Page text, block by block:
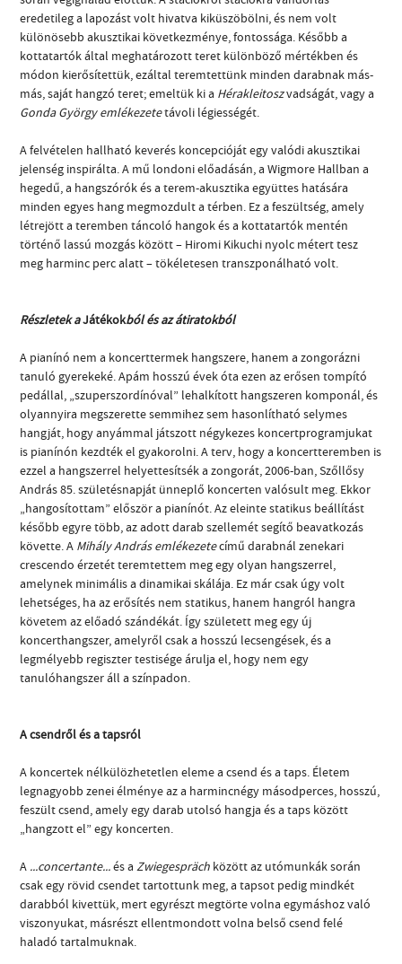
eredetileg a lapozást volt hivatva kiküszöbölni, és nem volt
különösebb akusztikai következménye, fontossága. Később a
kottatartók által meghatározott teret különböző mértékben és
módon kierősítettük, ezáltal teremtettünk minden darabnak más-
más, saját hangzó teret; emeltük ki a Hérakleitoszvadságát, vagy a
Gonda György emlékezetetávoli légiességét.
A felvételen hallható keverés koncepcióját egy valódi akusztikai
jelenség inspirálta. A mű londoni előadásán, a Wigmore Hallban a
hegedű, a hangszórók és a terem-akusztika együttes hatására
minden egyes hang megmozdult a térben. Ez a feszültség, amely
létrejött a teremben táncoló hangok és a kottatartók mentén
történő lassú mozgás között – Hiromi Kikuchi nyolc métert tesz
meg harminc perc alatt – tökéletesen transzponálható volt.
Részletek aJátékokból és az átiratokból
A pianínó nem a koncerttermek hangszere, hanem a zongorázni
tanuló gyerekeké. Apám hosszú évek óta ezen az erősen tompító
pedállal, „szuperszordínóval” lehalkított hangszeren komponál, és
olyannyira megszerette semmihez sem hasonlítható selymes
hangját, hogy anyámmal játszott négykezes koncertprogramjukat
is pianínón kezdték el gyakorolni. A terv, hogy a koncertteremben is
ezzel a hangszerrel helyettesítsék a zongorát, 2006-ban, Szőllősy
András 85. születésnapját ünneplő koncerten valósult meg. Ekkor
„hangosítottam” először a pianínót. Az eleinte statikus beállítást
később egyre több, az adott darab szellemét segítő beavatkozás
követte. A Mihály András emlékezetecímű darabnál zenekari
crescendo érzetét teremtettem meg egy olyan hangszerrel,
amelynek minimális a dinamikai skálája. Ez már csak úgy volt
lehetséges, ha az erősítés nem statikus, hanem hangról hangra
követem az előadó szándékát. Így született meg egy új
koncerthangszer, amelyről csak a hosszú lecsengések, és a
legmélyebb regiszter testisége árulja el, hogy nem egy
tanulóhangszer áll a színpadon.
A csendről és a tapsról
A koncertek nélkülözhetetlen eleme a csend és a taps. Életem
legnagyobb zenei élménye az a harmincnégy másodperces, hosszú,
feszült csend, amely egy darab utolsó hangja és a taps között
„hangzott el” egy koncerten.
A ...concertante...és aZwiegespräch között az utómunkák során
csak egy rövid csendet tartottunk meg, a tapsot pedig mindkét
darabból kivettük, mert egyrészt megtörte volna egymáshoz való
viszonyukat, másrészt ellentmondott volna belső csend felé
haladó tartalmuknak.